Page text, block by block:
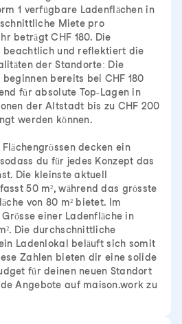
1 verfügbare Ladenflächen in
Miete pro
beträgt CHF 180. Die
beachtlich und reflektiert die
der Standorte: Die
bereits bei CHF 180
für absolute Top-Lagen in
der Altstadt bis zu CHF 200
werden können.
decken ein
du für jedes Konzept das
Die kleinste aktuell
50 m², während das grösste
von 80 m² bietet. Im
einer Ladenfläche in
Die durchschnittliche
Ladenlokal beläuft sich somit
Zahlen bieten dir eine solide
für deinen neuen Standort
Angebote auf maison.work zu